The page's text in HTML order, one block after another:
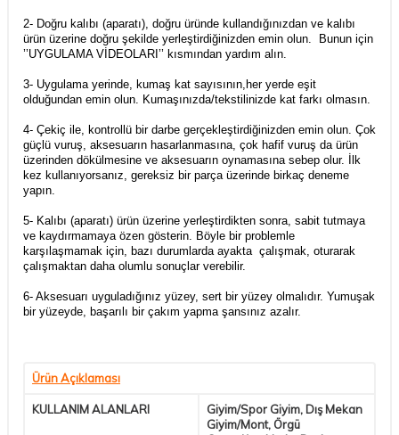
2- Doğru kalıbı (aparatı), doğru üründe kullandığınızdan ve kalıbı
ürün üzerine doğru şekilde yerleştirdiğinizden emin olun. Bunun için
’’UYGULAMA VİDEOLARI’’ kısmından yardım alın.
3- Uygulama yerinde, kumaş kat sayısının,her yerde eşit
olduğundan emin olun. Kumaşınızda/tekstilinizde kat farkı olmasın.
4- Çekiç ile, kontrollü bir darbe gerçekleştirdiğinizden emin olun. Çok
güçlü vuruş, aksesuarın hasarlanmasına, çok hafif vuruş da ürün
üzerinden dökülmesine ve aksesuarın oynamasına sebep olur. İlk
kez kullanıyorsanız, gereksiz bir parça üzerinde birkaç deneme
yapın.
5- Kalıbı (aparatı) ürün üzerine yerleştirdikten sonra, sabit tutmaya
ve kaydırmamaya özen gösterin. Böyle bir problemle
karşılaşmamak için, bazı durumlarda ayakta çalışmak, oturarak
çalışmaktan daha olumlu sonuçlar verebilir.
6- Aksesuarı uyguladığınız yüzey, sert bir yüzey olmalıdır. Yumuşak
bir yüzeyde, başarılı bir çakım yapma şansınız azalır.
Ürün Açıklaması
KULLANIM ALANLARI
Giyim/Spor Giyim, Dış Mekan
Giyim/Mont, Örgü